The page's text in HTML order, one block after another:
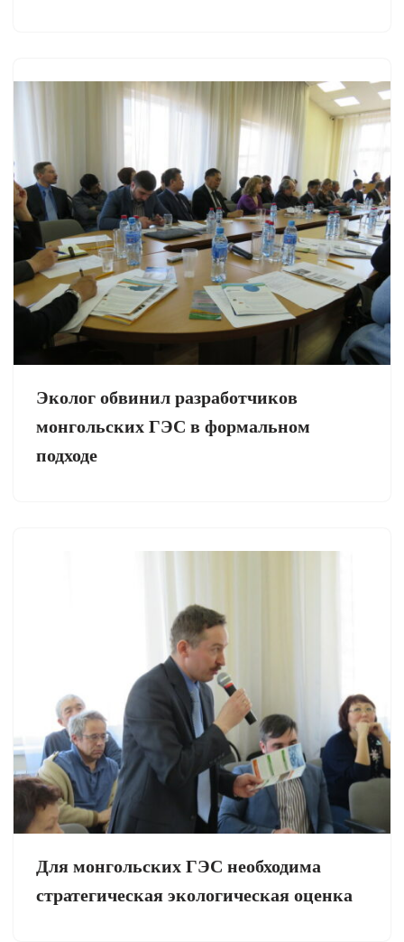
Эколог обвинил разработчиков
монгольских ГЭС в формальном
подходе
Для монгольских ГЭС необходима
стратегическая экологическая оценка